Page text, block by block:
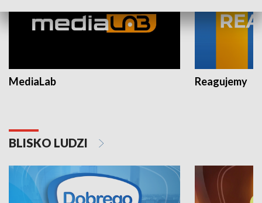
MediaLab Reagujemy
BLISKO LUDZI